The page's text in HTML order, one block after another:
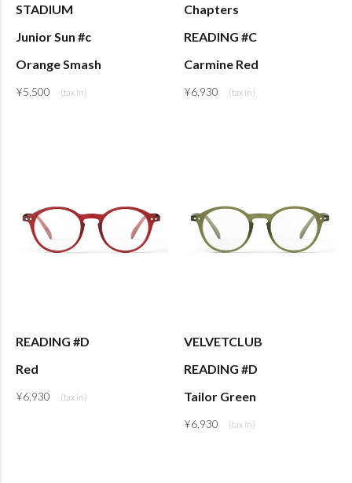
STADIUM
Junior Sun #c
Orange Smash
¥5,500
Chapters
READING #C
Carmine Red
¥6,930
READING #D
Red
¥6,930
VELVETCLUB
READING #D
Tailor Green
¥6,930